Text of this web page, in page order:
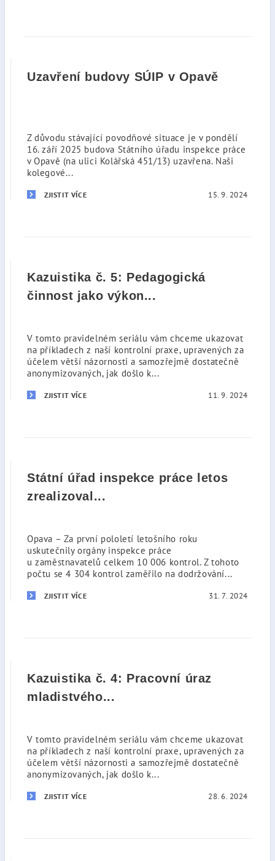
Uzavření budovy SÚIP v Opavě
Z důvodu stávající povodňové situace je v pondělí
16. září 2025 budova Státního úřadu inspekce práce
v Opavě (na ulici Kolářská 451/13) uzavřena. Naši
kolegové...
ZJISTIT VÍCE 15. 9. 2024
Kazuistika č. 5: Pedagogická
činnost jako výkon...
V tomto pravidelném seriálu vám chceme ukazovat
na příkladech z naší kontrolní praxe, upravených za
účelem větší názornosti a samozřejmě dostatečně
anonymizovaných, jak došlo k...
ZJISTIT VÍCE 11. 9. 2024
Státní úřad inspekce práce letos
zrealizoval...
Opava – Za první pololetí letošního roku
uskutečnily orgány inspekce práce
u zaměstnavatelů celkem 10 006 kontrol. Z tohoto
počtu se 4 304 kontrol zaměřilo na dodržování...
ZJISTIT VÍCE 31. 7. 2024
Kazuistika č. 4: Pracovní úraz
mladistvého...
V tomto pravidelném seriálu vám chceme ukazovat
na příkladech z naší kontrolní praxe, upravených za
účelem větší názornosti a samozřejmě dostatečně
anonymizovaných, jak došlo k...
ZJISTIT VÍCE 28. 6. 2024